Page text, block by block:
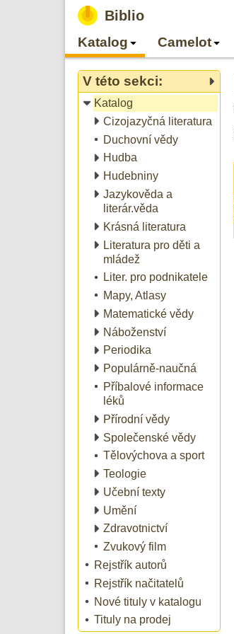
Biblio
Katalog Camelot
V této sekci:
Katalog
Cizojazyčná literatura
Duchovní vědy
Hudba
Hudebniny
Jazykověda a
literár.věda
Krásná literatura
Literatura pro děti a
mládež
Liter. pro podnikatele
Mapy, Atlasy
Matematické vědy
Náboženství
Periodika
Populárně-naučná
Příbalové informace
léků
Přírodní vědy
Společenské vědy
Tělovýchova a sport
Teologie
Učební texty
Umění
Zdravotnictví
Zvukový film
Rejstřík autorů
Rejstřík načitatelů
Nové tituly v katalogu
Tituly na prodej